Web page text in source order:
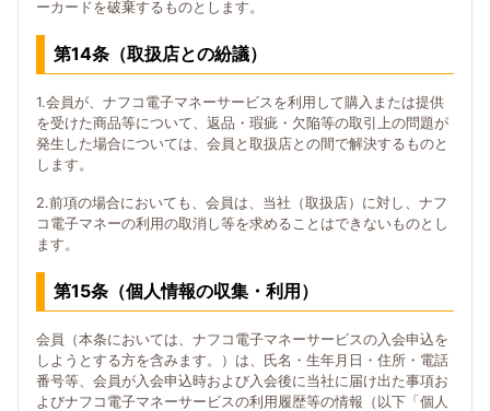
ーカードを破棄するものとします。
第14条（取扱店との紛議）
1.会員が、ナフコ電子マネーサービスを利用して購入または提供
を受けた商品等について、返品・瑕疵・欠陥等の取引上の問題が
発生した場合については、会員と取扱店との間で解決するものと
します。
2.前項の場合においても、会員は、当社（取扱店）に対し、ナフ
コ電子マネーの利用の取消し等を求めることはできないものとし
ます。
第15条（個人情報の収集・利用）
会員（本条においては、ナフコ電子マネーサービスの入会申込を
しようとする方を含みます。）は、氏名・生年月日・住所・電話
番号等、会員が入会申込時および入会後に当社に届け出た事項お
よびナフコ電子マネーサービスの利用履歴等の情報（以下「個人